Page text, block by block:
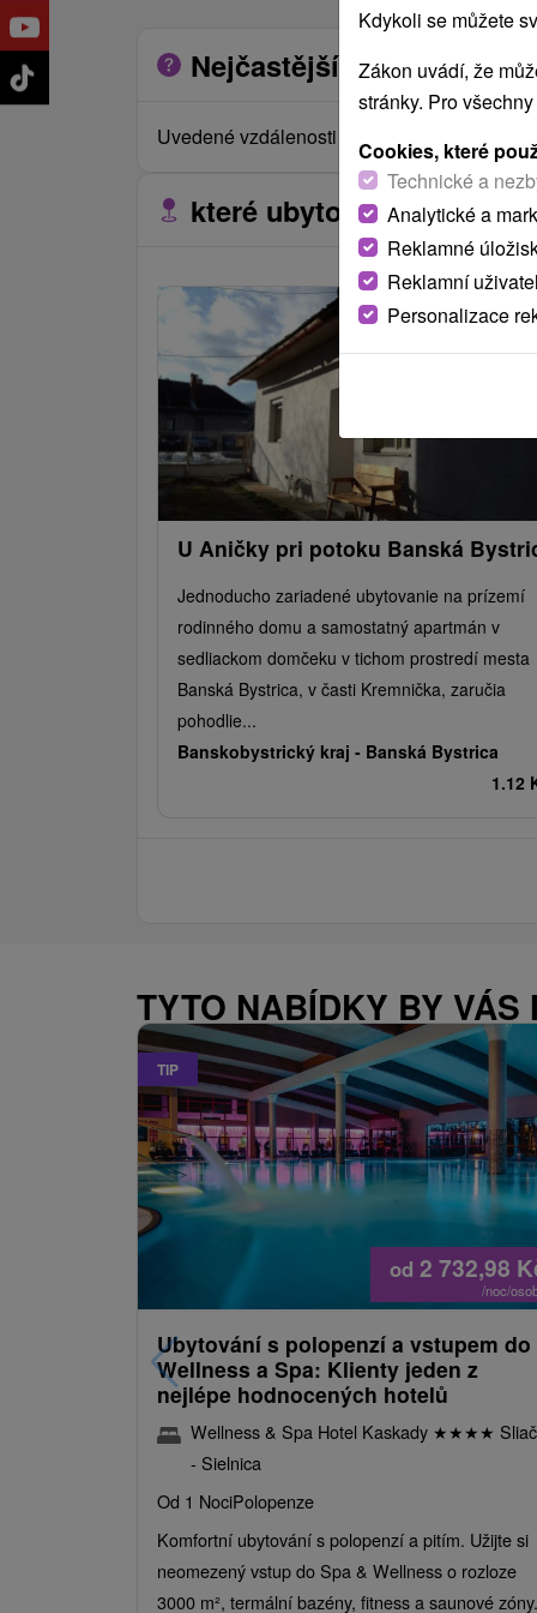
Nejčastější otázky o
Uvedené vzdálenosti jsou měřeny
které ubytovací zařízení
U Aničky pri potoku Banská
Jednoducho zariadené ubytovanie na prízemí
rodinného domu a samostatný apartmán v
sedliackom domčeku v tichom prostredí mesta
Banská Bystrica, v časti Kremnička, zaručia
pohodlie...
Banskobystrický kraj - Banská Bystrica
1.12
TYTO NABÍDKY BY VÁS
TIP
od 2 732,98
/noc/
Ubytování s polopenzí a vstupem do
Wellness a Spa: Klienty jeden z
nejlépe hodnocených hotelů
Wellness & Spa Hotel Kaskady ★★★★ Sliač
- Sielnica
Od 1 NociPolopenze
Komfortní ubytování s polopenzí a pitím. Užijte si
neomezený vstup do Spa & Wellness o rozloze
3000 m², termální bazény, fitness a saunové zóny.
Kdykoli se můžete
Zákon uvádí, že
stránky. Pro
Cookies, které
Technické a
Analytické a
Reklamné
Reklamní
Personalizace